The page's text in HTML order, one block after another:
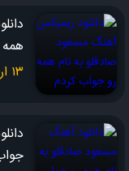
سلام
۱۳ اردیبهشت ۱۴۰۳